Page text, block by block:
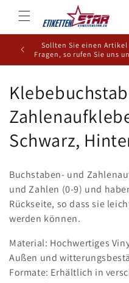
zum
Inhalt
Sollten Sie einen
Fragen, so rufen Sie uns
K
a
t
g
o
r
i
Schwarz,
Buchstaben- und
und Zahlen (0-9) und
Rückseite, so dass sie
werden können.
Material: Hochwertiges
Außen und
Formate: Erhältlich in